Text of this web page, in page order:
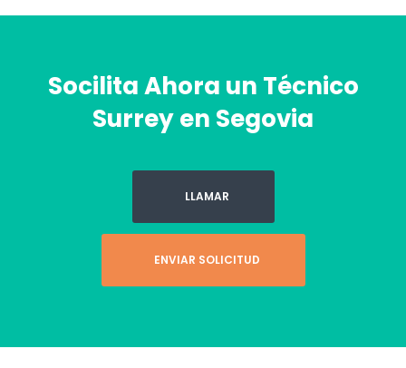
Socilita Ahora un Técnico
Surrey en Segovia
LLAMAR
ENVIAR SOLICITUD